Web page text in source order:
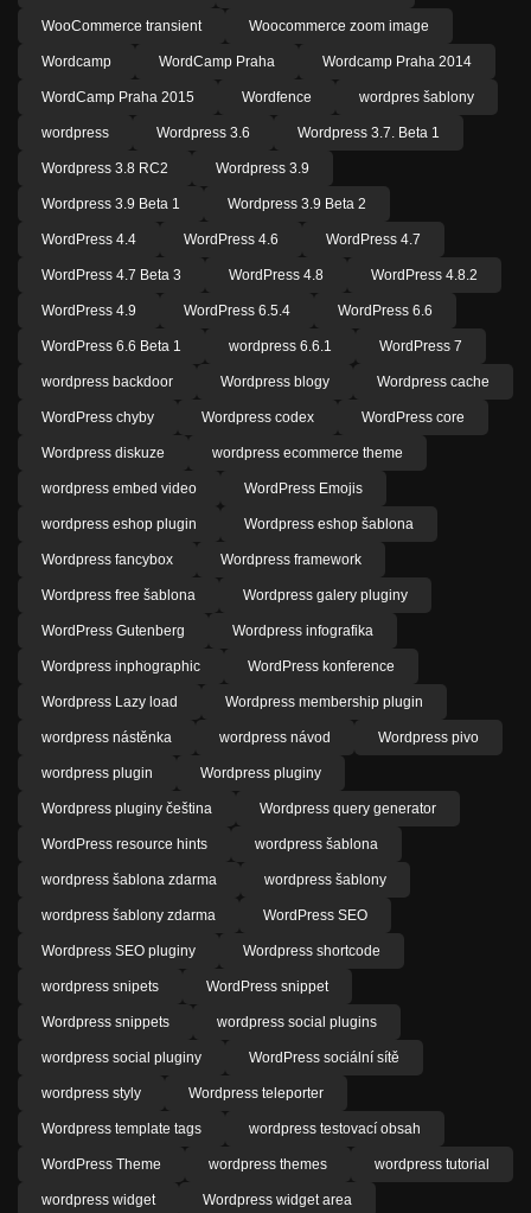
WooCommerce transient Woocommerce zoom image
Wordcamp WordCamp Praha Wordcamp Praha 2014
WordCamp Praha 2015 Wordfence wordpres šablony
wordpress Wordpress 3.6 Wordpress 3.7. Beta 1
Wordpress 3.8 RC2 Wordpress 3.9
Wordpress 3.9 Beta 1 Wordpress 3.9 Beta 2
WordPress 4.4 WordPress 4.6 WordPress 4.7
WordPress 4.7 Beta 3 WordPress 4.8 WordPress 4.8.2
WordPress 4.9 WordPress 6.5.4 WordPress 6.6
WordPress 6.6 Beta 1 wordpress 6.6.1 WordPress 7
wordpress backdoor Wordpress blogy Wordpress cache
WordPress chyby Wordpress codex WordPress core
Wordpress diskuze wordpress ecommerce theme
wordpress embed video WordPress Emojis
wordpress eshop plugin Wordpress eshop šablona
Wordpress fancybox Wordpress framework
Wordpress free šablona Wordpress galery pluginy
WordPress Gutenberg Wordpress infografika
Wordpress inphographic WordPress konference
Wordpress Lazy load Wordpress membership plugin
wordpress nástěnka wordpress návod Wordpress pivo
wordpress plugin Wordpress pluginy
Wordpress pluginy čeština Wordpress query generator
WordPress resource hints wordpress šablona
wordpress šablona zdarma wordpress šablony
wordpress šablony zdarma WordPress SEO
Wordpress SEO pluginy Wordpress shortcode
wordpress snipets WordPress snippet
Wordpress snippets wordpress social plugins
wordpress social pluginy WordPress sociální sítě
wordpress styly Wordpress teleporter
Wordpress template tags wordpress testovací obsah
WordPress Theme wordpress themes wordpress tutorial
wordpress widget Wordpress widget area